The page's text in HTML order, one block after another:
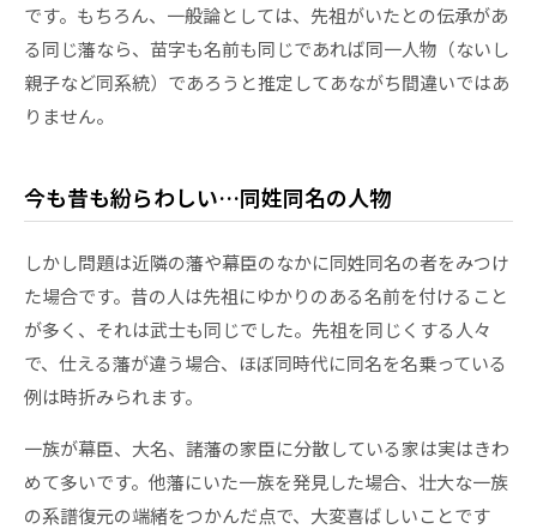
です。もちろん、一般論としては、先祖がいたとの伝承があ
る同じ藩なら、苗字も名前も同じであれば同一人物（ないし
親子など同系統）であろうと推定してあながち間違いではあ
りません。
今も昔も紛らわしい…同姓同名の人物
しかし問題は近隣の藩や幕臣のなかに同姓同名の者をみつけ
た場合です。昔の人は先祖にゆかりのある名前を付けること
が多く、それは武士も同じでした。先祖を同じくする人々
で、仕える藩が違う場合、ほぼ同時代に同名を名乗っている
例は時折みられます。
一族が幕臣、大名、諸藩の家臣に分散している家は実はきわ
めて多いです。他藩にいた一族を発見した場合、壮大な一族
の系譜復元の端緒をつかんだ点で、大変喜ばしいことです